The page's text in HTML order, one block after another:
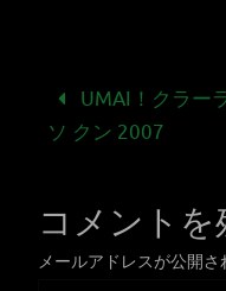
UMAI！クラー
ソ クン 2007
コメントを
メールアドレスが公開さ